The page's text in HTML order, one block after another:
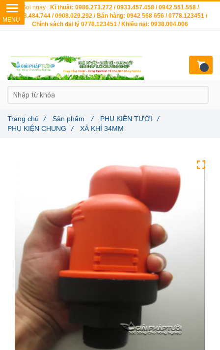
Trang chủ / Sản phẩm / PHỤ KIỆN TƯỚI
/
PHỤ KIỆN CHUNG
/ XẢ KHÍ 34MM
Gọi ngay : Kĩ thuật: 0986.273.272 / 0933.457.458 / 0942.551.558 /
0903.484.744 / 0908.029.292 / Bán hàng: 0942 568 656 / 0778.123451 /
Chính sách đại lý 0778.123451 / Khiếu nại: 0938.004.006